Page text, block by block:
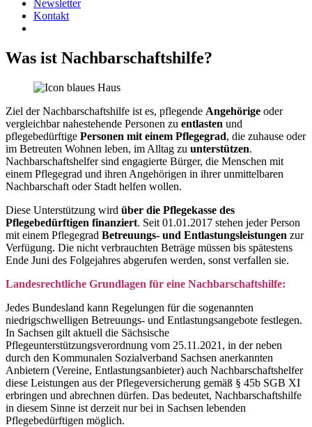
Newsletter
Kontakt
Was ist Nachbarschaftshilfe?
Ziel der Nachbarschaftshilfe ist es, pflegende Angehörige oder
vergleichbar nahestehende Personen zu entlasten und
pflegebedürftige Personen mit einem Pflegegrad, die zuhause oder
im Betreuten Wohnen leben, im Alltag zu unterstützen.
Nachbarschaftshelfer sind engagierte Bürger, die Menschen mit
einem Pflegegrad und ihren Angehörigen in ihrer unmittelbaren
Nachbarschaft oder Stadt helfen wollen.
Diese Unterstützung wird über die Pflegekasse des
Pflegebedürftigen finanziert. Seit 01.01.2017 stehen jeder Person
mit einem Pflegegrad Betreuungs- und Entlastungsleistungen zur
Verfügung. Die nicht verbrauchten Beträge müssen bis spätestens
Ende Juni des Folgejahres abgerufen werden, sonst verfallen sie.
Landesrechtliche Grundlagen für eine Nachbarschaftshilfe:
Jedes Bundesland kann Regelungen für die sogenannten
niedrigschwelligen Betreuungs- und Entlastungsangebote festlegen.
In Sachsen gilt aktuell die Sächsische
Pflegeunterstützungsverordnung vom 25.11.2021, in der neben
durch den Kommunalen Sozialverband Sachsen anerkannten
Anbietern (Vereine, Entlastungsanbieter) auch Nachbarschaftshelfer
diese Leistungen aus der Pflegeversicherung gemäß § 45b SGB XI
erbringen und abrechnen dürfen. Das bedeutet, Nachbarschaftshilfe
in diesem Sinne ist derzeit nur bei in Sachsen lebenden
Pflegebedürftigen möglich.